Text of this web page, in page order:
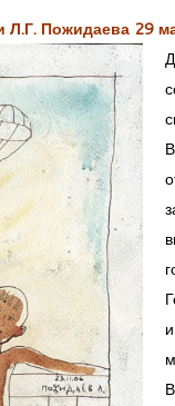
Л.Г. Пожидаева 29